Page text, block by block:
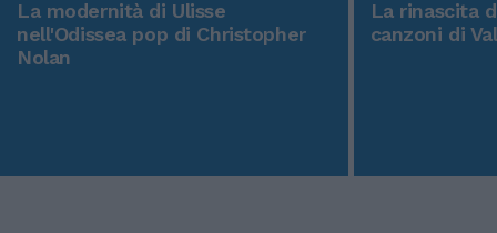
La modernità di Ulisse
nell'Odissea pop di Christopher
Nolan
La rinascita
canzoni di